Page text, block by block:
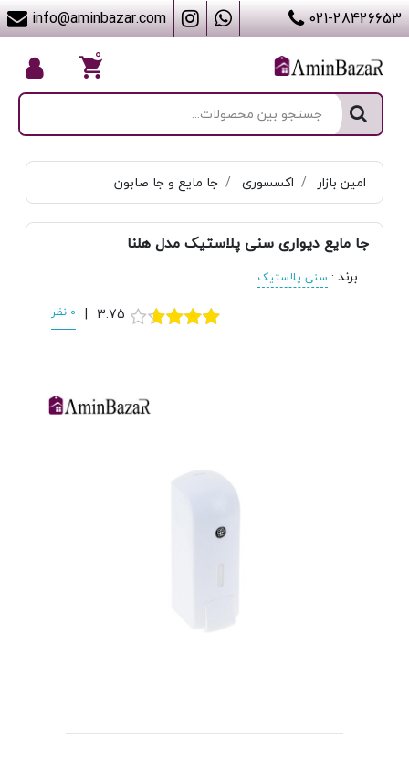
info@aminbazar.com 021-28426653
۰
امین بازار اکسسوری جا مایع و جا صابون
جا مایع دیواری سنی پلاستیک مدل هلنا
برند : سنی پلاستیک
3.75
| 0 نظر